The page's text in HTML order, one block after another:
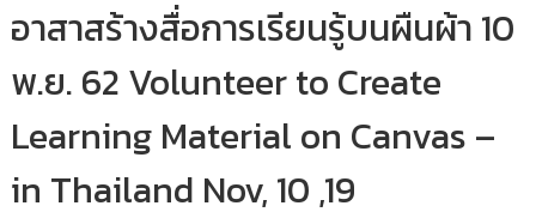
อาสาสร้างสื่อการเรียนรู้บนผืนผ้า 10
พ.ย. 62 Volunteer to Create
Learning Material on Canvas –
in Thailand Nov, 10 ,19